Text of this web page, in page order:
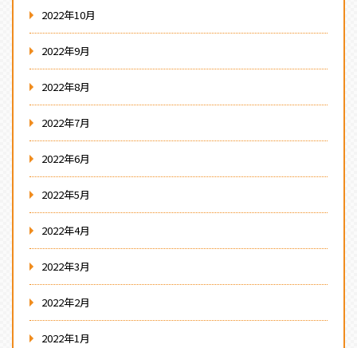
2022年10月
2022年9月
2022年8月
2022年7月
2022年6月
2022年5月
2022年4月
2022年3月
2022年2月
2022年1月